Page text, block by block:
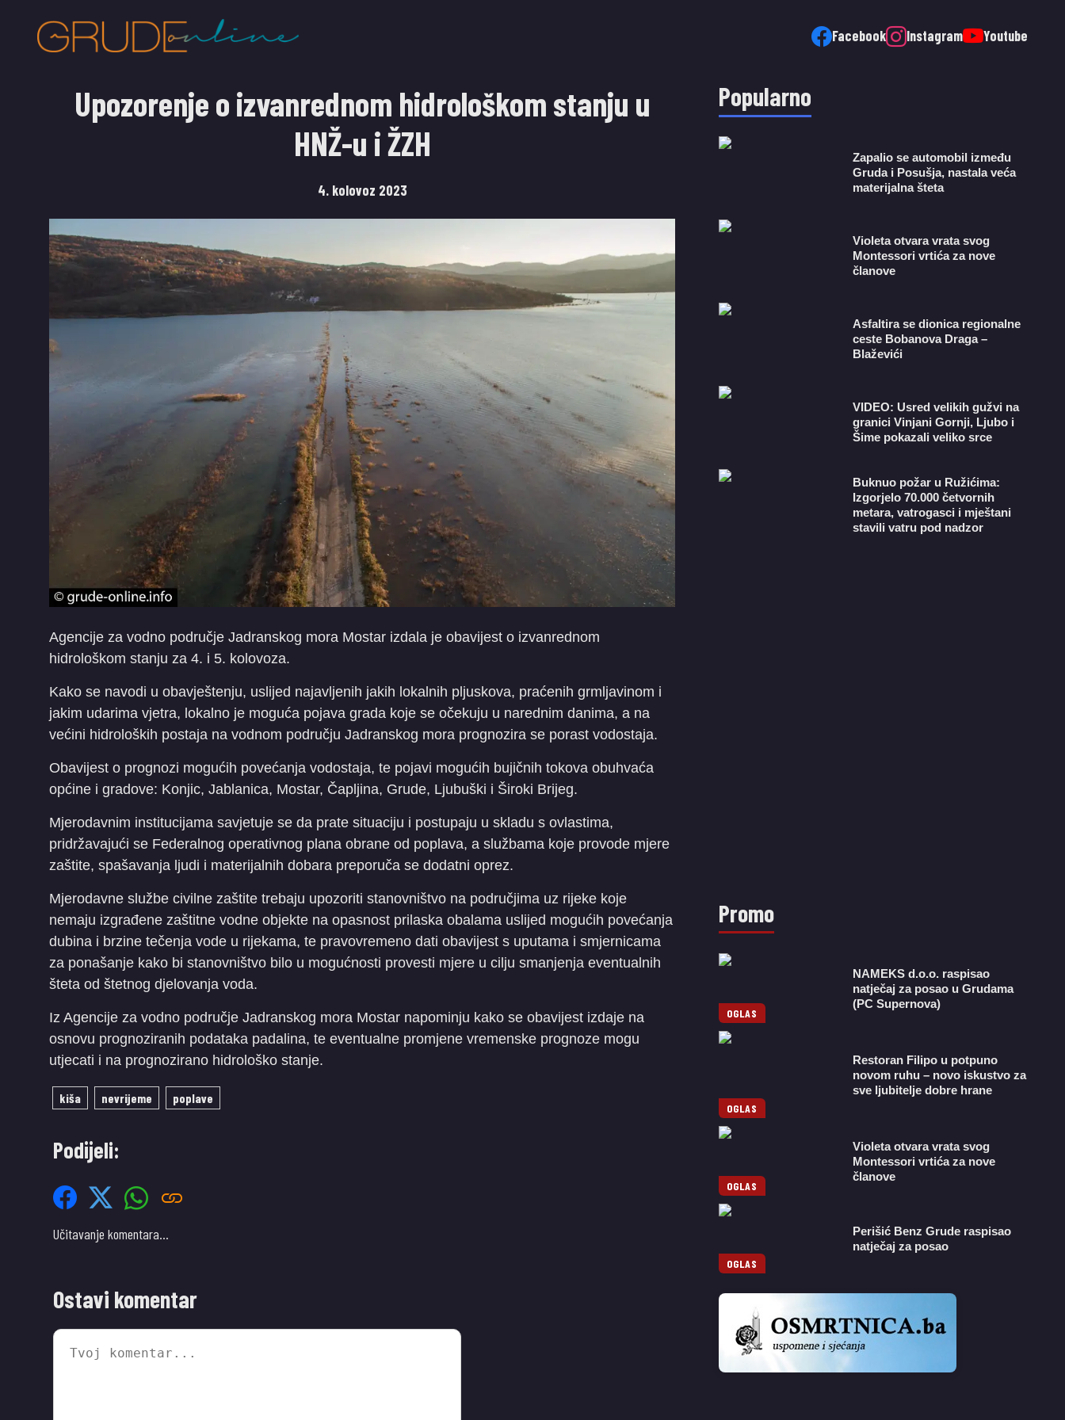
Facebook Instagram Youtube
Upozorenje o izvanrednom hidrološkom stanju u
HNŽ-u i ŽZH
4. kolovoz 2023
Agencije za vodno područje Jadranskog mora Mostar izdala je obavijest o izvanrednom
hidrološkom stanju za 4. i 5. kolovoza.
Kako se navodi u obavještenju, uslijed najavljenih jakih lokalnih pljuskova, praćenih grmljavinom i
jakim udarima vjetra, lokalno je moguća pojava grada koje se očekuju u narednim danima, a na
većini hidroloških postaja na vodnom području Jadranskog mora prognozira se porast vodostaja.
Obavijest o prognozi mogućih povećanja vodostaja, te pojavi mogućih bujičnih tokova obuhvaća
općine i gradove: Konjic, Jablanica, Mostar, Čapljina, Grude, Ljubuški i Široki Brijeg.
Mjerodavnim institucijama savjetuje se da prate situaciju i postupaju u skladu s ovlastima,
pridržavajući se Federalnog operativnog plana obrane od poplava, a službama koje provode mjere
zaštite, spašavanja ljudi i materijalnih dobara preporuča se dodatni oprez.
Mjerodavne službe civilne zaštite trebaju upozoriti stanovništvo na područjima uz rijeke koje
nemaju izgrađene zaštitne vodne objekte na opasnost prilaska obalama uslijed mogućih povećanja
dubina i brzine tečenja vode u rijekama, te pravovremeno dati obavijest s uputama i smjernicama
za ponašanje kako bi stanovništvo bilo u mogućnosti provesti mjere u cilju smanjenja eventualnih
šteta od štetnog djelovanja voda.
Iz Agencije za vodno područje Jadranskog mora Mostar napominju kako se obavijest izdaje na
osnovu prognoziranih podataka padalina, te eventualne promjene vremenske prognoze mogu
utjecati i na prognozirano hidrološko stanje.
kiša nevrijeme poplave
Podijeli:
Učitavanje komentara…
Ostavi komentar
Popularno
Zapalio se automobil između
Gruda i Posušja, nastala veća
materijalna šteta
Violeta otvara vrata svog
Montessori vrtića za nove
članove
Asfaltira se dionica regionalne
ceste Bobanova Draga –
Blaževići
VIDEO: Usred velikih gužvi na
granici Vinjani Gornji, Ljubo i
Šime pokazali veliko srce
Buknuo požar u Ružićima:
Izgorjelo 70.000 četvornih
metara, vatrogasci i mještani
stavili vatru pod nadzor
Promo
OGLAS
NAMEKS d.o.o. raspisao
natječaj za posao u Grudama
(PC Supernova)
OGLAS
Restoran Filipo u potpuno
novom ruhu – novo iskustvo za
sve ljubitelje dobre hrane
OGLAS
Violeta otvara vrata svog
Montessori vrtića za nove
članove
OGLAS
Perišić Benz Grude raspisao
natječaj za posao